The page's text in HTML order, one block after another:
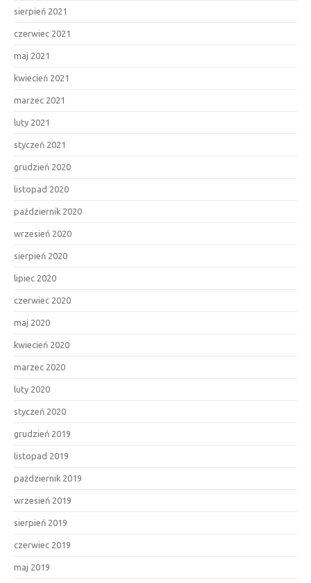
sierpień 2021
czerwiec 2021
maj 2021
kwiecień 2021
marzec 2021
luty 2021
styczeń 2021
grudzień 2020
listopad 2020
październik 2020
wrzesień 2020
sierpień 2020
lipiec 2020
czerwiec 2020
maj 2020
kwiecień 2020
marzec 2020
luty 2020
styczeń 2020
grudzień 2019
listopad 2019
październik 2019
wrzesień 2019
sierpień 2019
czerwiec 2019
maj 2019